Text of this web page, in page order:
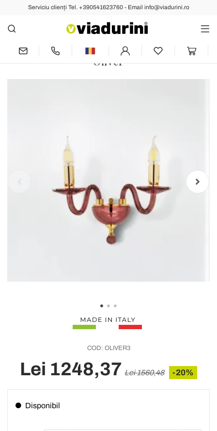
Serviciu clienți Tel. +390541623760 - Email info@viadurini.ro
Anterior Următoarea
Aplică clasică de perete cu 2 lumini din
sticlă italiană și metal Made in Italy -
Oliver
COD: OLIVER3
Lei 1248,37 Lei 1560,48 -20%
Disponibil